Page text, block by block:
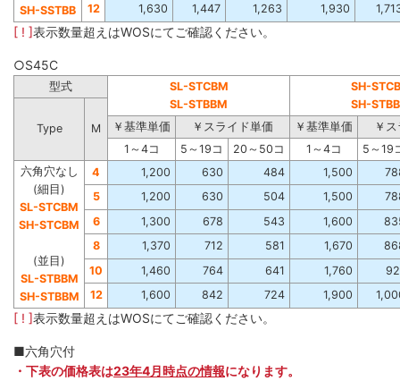
SH-SSTBB
12
1,630 1,447 1,263 1,930
[ ! ]表示数量超えはWOSにてご確認ください。
○S45C
型式
SL-STCBM
SL-STBBM
SH-
SH-
Type
M ￥基準単価 ￥スライド単価 ￥基準単価
￥
1～4コ
5～19コ 20～50コ 1～4コ
5～19
六角穴なし
(細目)
SL-STCBM
SH-STCBM
(並目)
SL-STBBM
SH-STBBM
4 1,200 630 484 1,500
5
1,200 630 504 1,500
6
1,300 678 543 1,600
8
1,370 712 581 1,670
10
1,460 764 641 1,760
12
1,600 842 724 1,900
[ ! ]表示数量超えはWOSにてご確認ください。
■六角穴付
・下表の価格表は23年4月時点の情報になります。